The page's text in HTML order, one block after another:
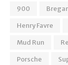
900
Henry Favre
Mud Run
Porsche